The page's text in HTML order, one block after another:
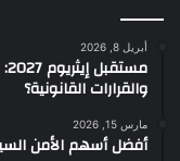
أبريل 8, 2026
والقرارات القانونية؟
مارس 15, 2026
أفضل أسهم الأمن السيبراني لعام 2026